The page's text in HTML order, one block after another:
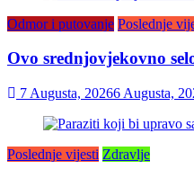
Odmor i putovanje Poslednje
Ovo srednjovjekovno
7 Augusta, 20266 Augusta,
Poslednje vijesti Zdravlje